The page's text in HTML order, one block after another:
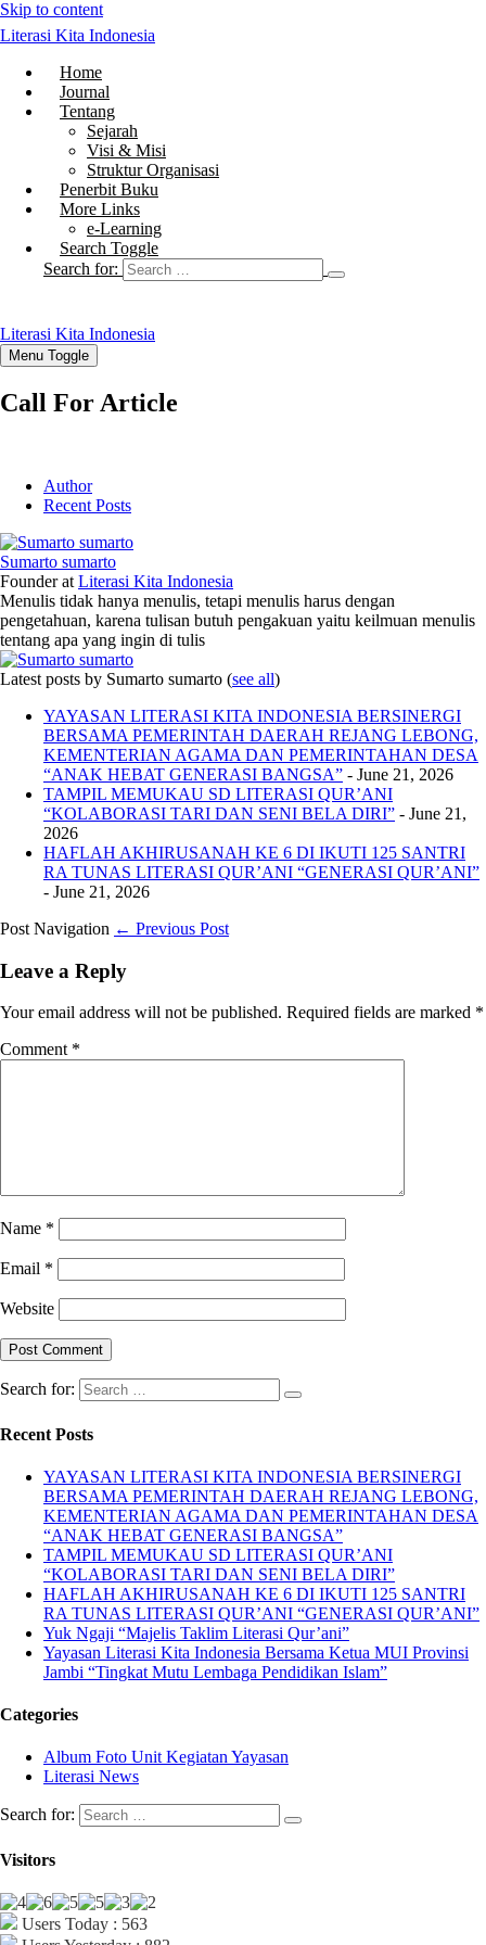
Skip to content
Literasi Kita Indonesia
Home
Journal
Tentang
Sejarah
Visi & Misi
Struktur Organisasi
Penerbit Buku
More Links
e-Learning
Search Toggle
Search for:
Literasi Kita Indonesia
Menu Toggle
Call For Article
Author
Recent Posts
Sumarto sumarto
Founderat Literasi Kita Indonesia
Menulis tidak hanya menulis, tetapi menulis harus dengan
pengetahuan, karena tulisan butuh pengakuan yaitu keilmuan menulis
tentang apa yang ingin di tulis
Latest posts by Sumarto sumarto (see all)
YAYASAN LITERASI KITA INDONESIA BERSINERGI
BERSAMA PEMERINTAH DAERAH REJANG LEBONG,
KEMENTERIAN AGAMA DAN PEMERINTAHAN DESA
“ANAK HEBAT GENERASI BANGSA” - June 21, 2026
TAMPIL MEMUKAU SD LITERASI QUR’ANI
“KOLABORASI TARI DAN SENI BELA DIRI” - June 21,
2026
HAFLAH AKHIRUSANAH KE 6 DI IKUTI 125 SANTRI
RA TUNAS LITERASI QUR’ANI “GENERASI QUR’ANI”
- June 21, 2026
Post Navigation ← Previous Post
Leave a Reply
Your email address will not be published. Required fields are marked *
Comment *
Name *
Email *
Website
Search for:
Recent Posts
YAYASAN LITERASI KITA INDONESIA BERSINERGI
BERSAMA PEMERINTAH DAERAH REJANG LEBONG,
KEMENTERIAN AGAMA DAN PEMERINTAHAN DESA
“ANAK HEBAT GENERASI BANGSA”
TAMPIL MEMUKAU SD LITERASI QUR’ANI
“KOLABORASI TARI DAN SENI BELA DIRI”
HAFLAH AKHIRUSANAH KE 6 DI IKUTI 125 SANTRI
RA TUNAS LITERASI QUR’ANI “GENERASI QUR’ANI”
Yuk Ngaji “Majelis Taklim Literasi Qur’ani”
Yayasan Literasi Kita Indonesia Bersama Ketua MUI Provinsi
Jambi “Tingkat Mutu Lembaga Pendidikan Islam”
Categories
Album Foto Unit Kegiatan Yayasan
Literasi News
Search for:
Visitors
Users Today : 563